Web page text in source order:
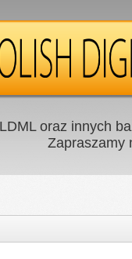
oraz innych
Zapraszamy